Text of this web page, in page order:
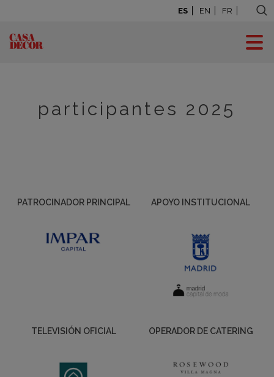
ES EN FR
Madrid 2025 Empresas Participantes
participantes 2025
PATROCINADOR PRINCIPAL APOYO INSTITUCIONAL
TELEVISIÓN OFICIAL OPERADOR DE CATERING